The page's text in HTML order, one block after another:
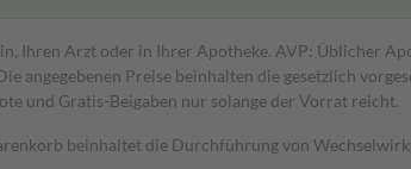
Ihren Arzt oder in Ihrer Apotheke. AVP: Üblicher
Preise beinhalten die gesetzlich
und Gratis-Beigaben nur solange der Vorrat reicht.
beinhaltet die Durchführung von